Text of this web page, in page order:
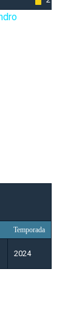
Temporada
2024